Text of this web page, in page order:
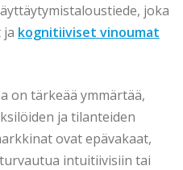
joka
kognitiiviset vinoumat
on tärkeää ymmärtää,
ja tilanteiden
ovat epävakaat,
intuitiivisiin tai